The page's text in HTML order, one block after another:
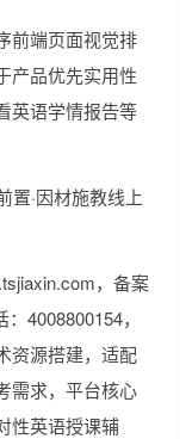
前端页面视觉排
产品优先实用性
英语学情报告等
置·因材施教线上
，备案
4008800154，
资源搭建，适配
需求，平台核心
性英语授课辅